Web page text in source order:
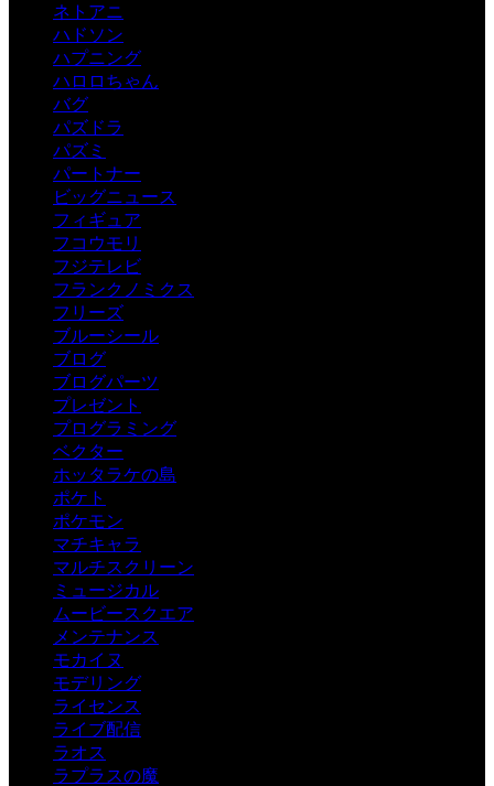
ネトアニ
ハドソン
ハプニング
ハロロちゃん
バグ
パズドラ
パズミ
パートナー
ビッグニュース
フィギュア
フコウモリ
フジテレビ
フランクノミクス
フリーズ
ブルーシール
ブログ
ブログパーツ
プレゼント
プログラミング
ベクター
ホッタラケの島
ポケト
ポケモン
マチキャラ
マルチスクリーン
ミュージカル
ムービースクエア
メンテナンス
モカイヌ
モデリング
ライセンス
ライブ配信
ラオス
ラプラスの魔